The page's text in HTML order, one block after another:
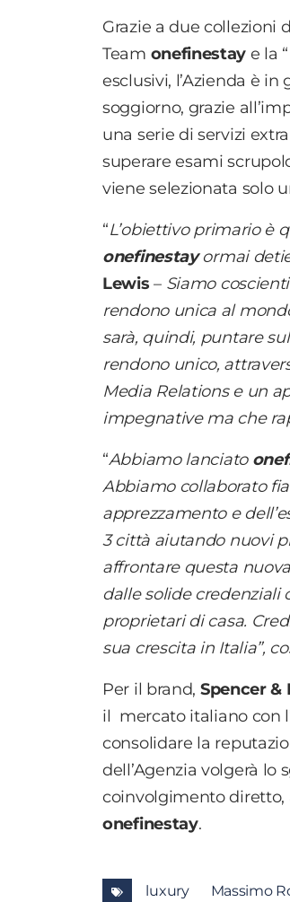
Grazie a due collezioni
Team onefinestay e la “
esclusivi, l’Azienda è
soggiorno, grazie
una serie di servizi
superare esami
viene selezionata solo
“L’obiettivo primario è
onefinestayormai
Lewis– Siamo
rendono unica al
sarà, quindi, puntare
rendono unico,
Media Relations e un
impegnative ma che
“Abbiamo lanciato
Abbiamo collaborato
apprezzamento e
3 città aiutando nuovi
affrontare questa
dalle solide credenziali
proprietari di casa.
sua crescita in Italia”,
Per il brand, Spencer &
il mercato italiano con
consolidare la
dell’Agenzia volgerà lo
coinvolgimento diretto,
onefinestay.
luxury Massimo